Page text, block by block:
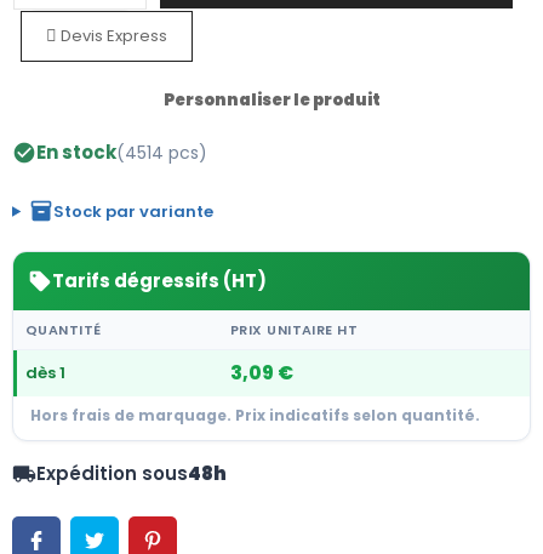
Devis Express
Personnaliser le produit
check_circleEn stock(4514 pcs)
inventory_2Stock par variante
sellTarifs dégressifs (HT)
QUANTITÉ PRIX UNITAIRE HT
dès 1 3,09 €
Hors frais de marquage. Prix indicatifs selon quantité.
local_shippingExpédition sous48h